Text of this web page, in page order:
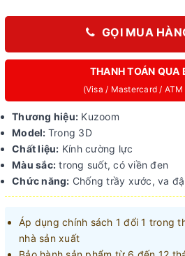
GỌI MUA
THANH TOÁN QUA
(Visa / Mastercard / ATM
Thương hiệu: Kuzoom
Model: Trong 3D
Chất liệu: Kính cường lực
Màu sắc: trong suốt, có viền đen
Chức năng: Chống trầy xước, va
Áp dụng chính sách 1 đổi 1 trong
nhà sản xuất